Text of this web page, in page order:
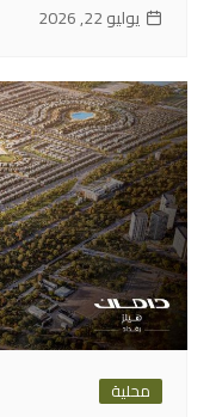
يوليو 22, 2026
محلية